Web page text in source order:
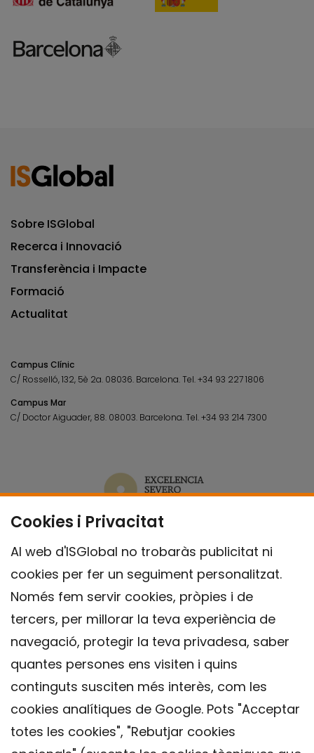
Cookies i Privacitat
Al web d'ISGlobal no trobaràs publicitat ni
cookies per fer un seguiment personalitzat.
Només fem servir cookies, pròpies i de
tercers, per millorar la teva experiència de
navegació, protegir la teva privadesa, saber
quantes persones ens visiten i quins
continguts susciten més interès, com les
cookies analítiques de Google. Pots "Acceptar
totes les cookies", "Rebutjar cookies
Sobre ISGlobal
Recerca i Innovació
Transferència i Impacte
Formació
Actualitat
Campus Clínic
C/ Rosselló, 132, 5è 2a. 08036. Barcelona.Tel.+34 93 227 1806
Campus Mar
C/ Doctor Aiguader, 88. 08003. Barcelona.Tel.+34 93 214 7300